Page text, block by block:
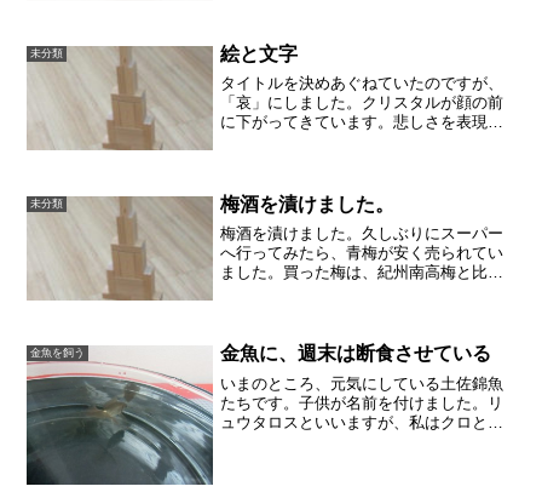
が大変ですから、二...
未分類 絵と文字
タイトルを決めあぐねていたのですが、
「哀」にしました。クリスタルが顔の前
に下がってきています。悲しさを表現す
は美しく感じることも多い...
未分類 梅酒を漬けました。
梅酒を漬けました。久しぶりにスーパー
へ行ってみたら、青梅が安く売られてい
ました。買った梅は、紀州南高梅と比べ
家に帰りました。以...
金魚を飼う 金魚に、週末は断食させている
いまのところ、元気にしている土佐錦魚
たちです。子供が名前を付けました。リ
ュウタロスといいますが、私はクロと呼